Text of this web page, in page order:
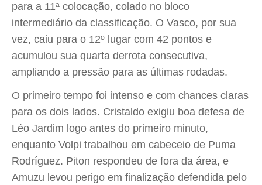
para a 11ª colocação, colado no bloco
intermediário da classificação. O Vasco, por sua
vez, caiu para o 12º lugar com 42 pontos e
acumulou sua quarta derrota consecutiva,
ampliando a pressão para as últimas rodadas.
O primeiro tempo foi intenso e com chances claras
para os dois lados. Cristaldo exigiu boa defesa de
Léo Jardim logo antes do primeiro minuto,
enquanto Volpi trabalhou em cabeceio de Puma
Rodríguez. Piton respondeu de fora da área, e
Amuzu levou perigo em finalização defendida pelo